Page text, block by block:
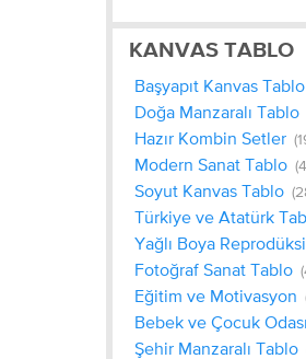
KANVAS TABLO
Başyapıt Kanvas Tablo
Doğa Manzaralı Tablo
Hazır Kombin Setler
Modern Sanat Tablo
Soyut Kanvas Tablo
Türkiye ve Atatürk
Yağlı Boya
Fotoğraf Sanat Tablo
Eğitim ve Motivasyon
Bebek ve Çocuk Odası
Şehir Manzaralı Tablo